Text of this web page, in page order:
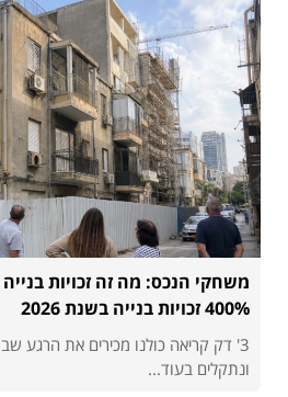
משחקי הנכס: מה זה זכויות
400% זכויות בנייה בשנת 2026
3' דק קריאה כולנו מכירים את הרגע
ונתקלים בעוד...